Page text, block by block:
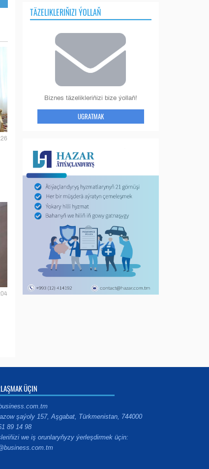
TÄZELIKLERIŇIZI ÝOLLAŇ
Biznes täzelikleriňizi bize ýollaň!
UGRATMAK
ÜÇIN
şaýoly 157, Aşgabat, Türkmenistan, 744000
89 14 98
we iş orunlaryňyzy ýerleşdirmek üçin: